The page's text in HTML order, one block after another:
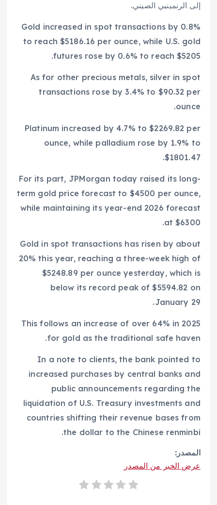
إلى الرنمينبي الصيني.
Gold increased in spot transactions by 0.8%
to reach $5186.16 per ounce, while U.S. gold
futures rose by 0.6% to reach $5205.
As for other precious metals, silver in spot
transactions rose by 3.4% to $90.32 per
ounce.
Platinum increased by 4.7% to $2269.82 per
ounce, while palladium rose by 1.9% to
$1801.47.
For its part, JPMorgan today raised its long-
term gold price forecast to $4500 per ounce,
while maintaining its year-end 2026 forecast
at $6300.
Gold in spot transactions has risen by about
20% this year, reaching a three-week high of
$5248.89 per ounce yesterday, which is
below its record peak of $5594.82 on
January 29.
This follows an increase of over 64% in 2025
for gold as the traditional safe haven.
In a note to clients, the bank pointed to
increased purchases by central banks and
public announcements regarding the
liquidation of U.S. Treasury investments and
countries shifting their revenue bases from
the dollar to the Chinese renminbi.
المصدر:
عرض الخبر من المصدر